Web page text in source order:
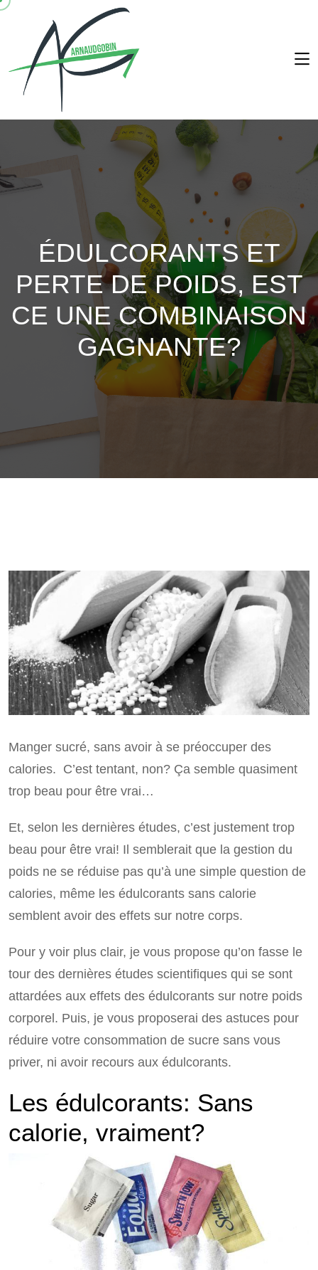
ÉDULCORANTS ET
PERTE DE POIDS, EST
CE UNE COMBINAISON
GAGNANTE?
Manger sucré, sans avoir à se préoccuper des
calories. C’est tentant, non? Ça semble quasiment
trop beau pour être vrai…
Et, selon les dernières études, c’est justement trop
beau pour être vrai! Il semblerait que la gestion du
poids ne se réduise pas qu’à une simple question de
calories, même les édulcorants sans calorie
semblent avoir des effets sur notre corps.
Pour y voir plus clair, je vous propose qu’on fasse le
tour des dernières études scientifiques qui se sont
attardées aux effets des édulcorants sur notre poids
corporel. Puis, je vous proposerai des astuces pour
réduire votre consommation de sucre sans vous
priver, ni avoir recours aux édulcorants.
Les édulcorants: Sans
calorie, vraiment?